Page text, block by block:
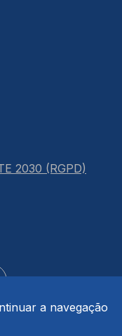
a navegação
2030 (RGPD)